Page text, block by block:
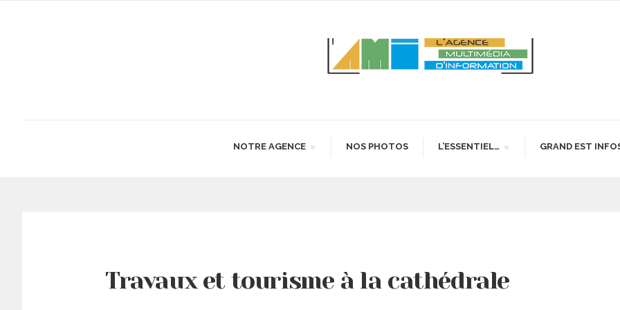
NOTRE AGENCE NOS PHOTOS L’ESSENTIEL… GRAND EST
Travaux et tourisme à la cathédrale